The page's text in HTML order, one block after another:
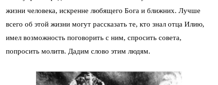
жизни человека, искренне любящего Бога и ближних. Лучше
всего об этой жизни могут рассказать те, кто знал отца Илию,
имел возможность поговорить с ним, спросить совета,
попросить молитв. Дадим слово этим людям.